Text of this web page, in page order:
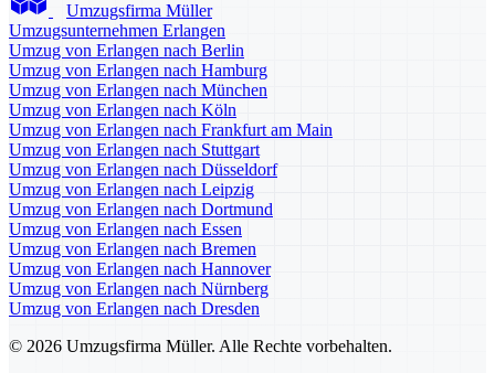
Umzugsfirma Müller
Umzugsunternehmen Erlangen
Umzug von Erlangen nach Berlin
Umzug von Erlangen nach Hamburg
Umzug von Erlangen nach München
Umzug von Erlangen nach Köln
Umzug von Erlangen nach Frankfurt am Main
Umzug von Erlangen nach Stuttgart
Umzug von Erlangen nach Düsseldorf
Umzug von Erlangen nach Leipzig
Umzug von Erlangen nach Dortmund
Umzug von Erlangen nach Essen
Umzug von Erlangen nach Bremen
Umzug von Erlangen nach Hannover
Umzug von Erlangen nach Nürnberg
Umzug von Erlangen nach Dresden
© 2026 Umzugsfirma Müller. Alle Rechte vorbehalten.